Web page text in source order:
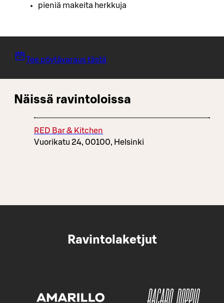
pieniä makeita herkkuja
Tee pöytävaraus tästä
Näissä ravintoloissa
RED Bar & Kitchen
Vuorikatu 24, 00100, Helsinki
Ravintolaketjut